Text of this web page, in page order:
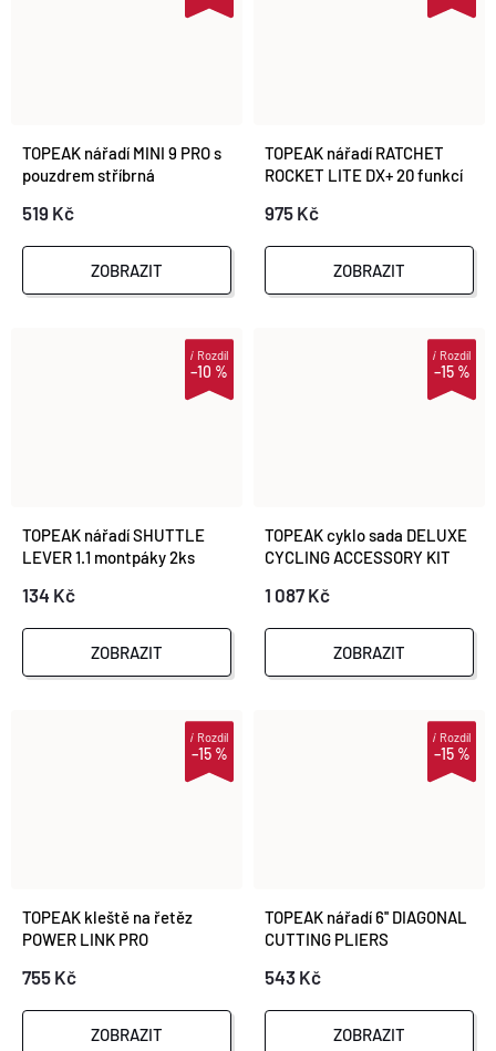
TOPEAK nářadí MINI 9 PRO s
pouzdrem stříbrná
519 Kč
ZOBRAZIT
TOPEAK nářadí RATCHET
ROCKET LITE DX+ 20 funkcí
975 Kč
ZOBRAZIT
–10 %
iRozdíl
TOPEAK nářadí SHUTTLE
LEVER 1.1 montpáky 2ks
134 Kč
ZOBRAZIT
–15 %
iRozdíl
TOPEAK cyklo sada DELUXE
CYCLING ACCESSORY KIT
1 087 Kč
ZOBRAZIT
–15 %
iRozdíl
TOPEAK kleště na řetěz
POWER LINK PRO
755 Kč
ZOBRAZIT
–15 %
iRozdíl
TOPEAK nářadí 6'' DIAGONAL
CUTTING PLIERS
543 Kč
ZOBRAZIT